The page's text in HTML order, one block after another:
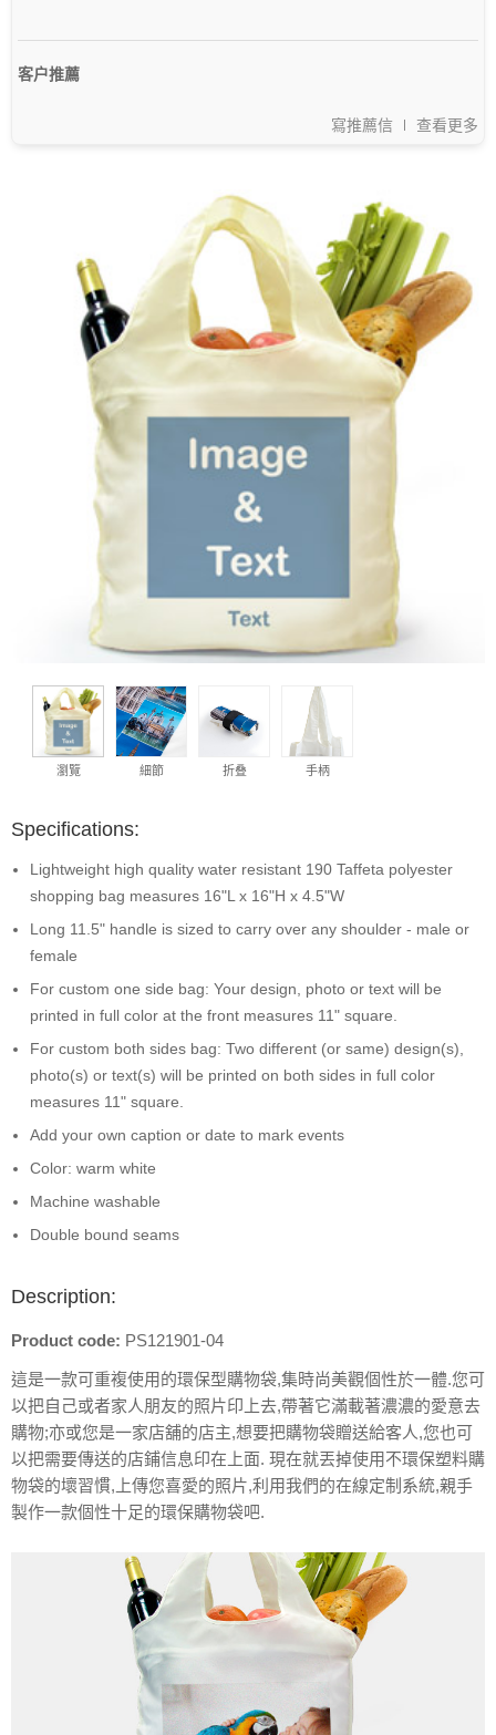
客户推薦
寫推薦信 查看更多
瀏覽 細節 折叠 手柄
Specifications:
Lightweight high quality water resistant 190 Taffeta polyester
shopping bag measures 16"L x 16"H x 4.5"W
Long 11.5" handle is sized to carry over any shoulder - male or
female
For custom one side bag: Your design, photo or text will be
printed in full color at the front measures 11" square.
For custom both sides bag: Two different (or same) design(s),
photo(s) or text(s) will be printed on both sides in full color
measures 11" square.
Add your own caption or date to mark events
Color: warm white
Machine washable
Double bound seams
Description:
Product code: PS121901-04
這是一款可重複使用的環保型購物袋,集時尚美觀個性於一體.您可
以把自己或者家人朋友的照片印上去,帶著它滿載著濃濃的愛意去
購物;亦或您是一家店舖的店主,想要把購物袋贈送給客人,您也可
以把需要傳送的店鋪信息印在上面. 現在就丟掉使用不環保塑料購
物袋的壞習慣,上傳您喜愛的照片,利用我們的在線定制系統,親手
製作一款個性十足的環保購物袋吧.